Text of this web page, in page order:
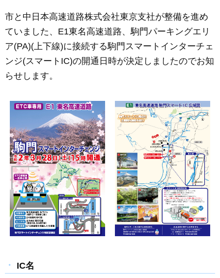
c
e
b
o
o
k
ail ss
e
n
g
e
市と中日本高速道路株式会社東京支社が整備を進め
ていました、E1東名高速道路、駒門パーキングエリ
ア(PA)(上下線)に接続する駒門スマートインターチェ
ンジ(スマートIC)の開通日時が決定しましたのでお知
らせします。
IC名